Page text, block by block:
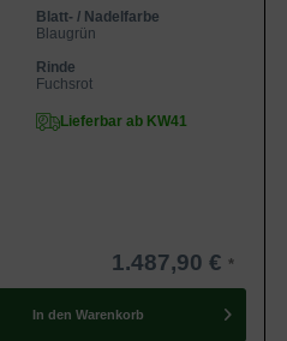
Blatt- / Nadelfarbe
Blaugrün
Rinde
Fuchsrot
Lieferbar ab KW41
1.487,90 €
In den Warenkorb